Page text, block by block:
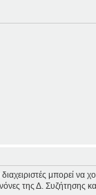
μπορεί
της Δ.